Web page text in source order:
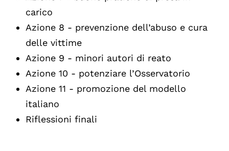
carico
Azione 8 - prevenzione dell’abuso e cura
delle vittime
Azione 9 - minori autori di reato
Azione 10 - potenziare l’Osservatorio
Azione 11 - promozione del modello
italiano
Riflessioni finali